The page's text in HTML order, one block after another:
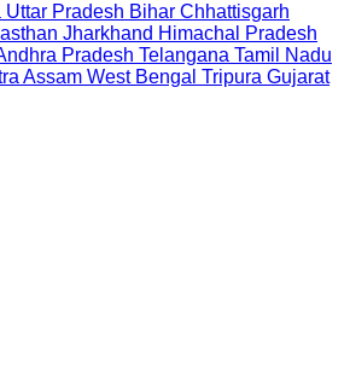
Uttar Pradesh Bihar Chhattisgarh
Jharkhand Himachal Pradesh
Pradesh Telangana Tamil Nadu
Assam West Bengal Tripura Gujarat